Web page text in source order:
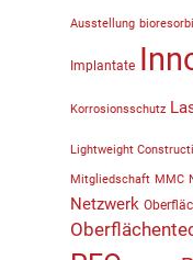
Ausstellung
Implantate
Korrosionsschutz
Lightweight
Mitgliedschaft MMC
Netzwerk